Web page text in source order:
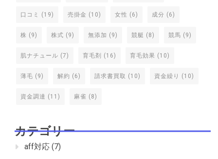
口コミ (19) 売掛金 (10) 女性 (6) 成分 (6)
株 (9) 株式 (9) 無添加 (9) 競艇 (8) 競馬 (9)
肌ナチュール (7) 育毛剤 (16) 育毛効果 (10)
薄毛 (9) 解約 (6) 請求書買取 (10) 資金繰り (10)
資金調達 (11) 麻雀 (8)
カテゴリー
aff対応 (7)